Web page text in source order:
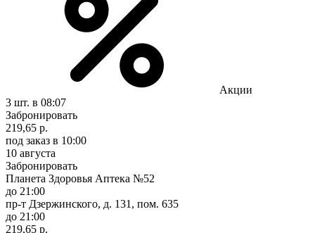
Акции
3 шт. в 08:07
Забронировать
219,65 р.
под заказ в 10:00
10 августа
Забронировать
Планета Здоровья Аптека №52
до 21:00
пр-т Дзержинского, д. 131, пом. 635
до 21:00
219,65 р.